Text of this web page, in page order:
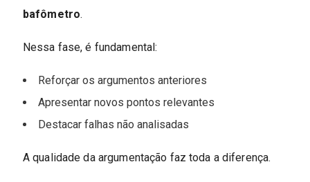
bafômetro.
Nessa fase, é fundamental:
Reforçar os argumentos anteriores
Apresentar novos pontos relevantes
Destacar falhas não analisadas
A qualidade da argumentação faz toda a diferença.